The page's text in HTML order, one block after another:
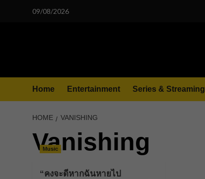
09/08/2026
Home Entertainment Series & Streaming
HOME VANISHING
Vanishing
Music
“คงจะดีหากฉันหายไป